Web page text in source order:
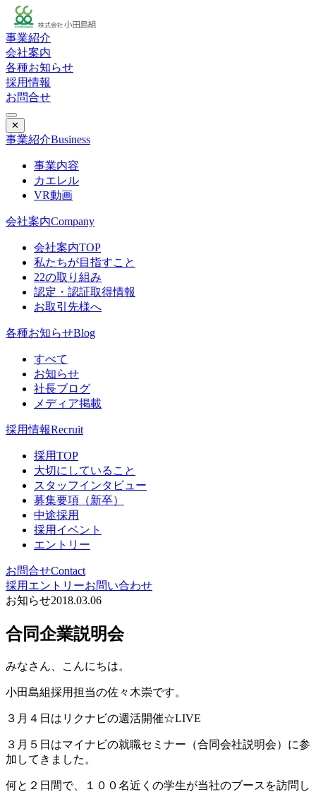
事業紹介
会社案内
各種お知らせ
採用情報
お問合せ
✕
事業紹介Business
事業内容
カエレル
VR動画
会社案内Company
会社案内TOP
私たちが目指すこと
22の取り組み
認定・認証取得情報
お取引先様へ
各種お知らせBlog
すべて
お知らせ
社長ブログ
メディア掲載
採用情報Recruit
採用TOP
大切にしていること
スタッフインタビュー
募集要項（新卒）
中途採用
採用イベント
エントリー
お問合せContact
採用エントリーお問い合わせ
お知らせ2018.03.06
合同企業説明会
みなさん、こんにちは。
小田島組採用担当の佐々木崇です。
３月４日はリクナビの週活開催☆LIVE
３月５日はマイナビの就職セミナー（合同会社説明会）に参
加してきました。
何と２日間で、１００名近くの学生が当社のブースを訪問し